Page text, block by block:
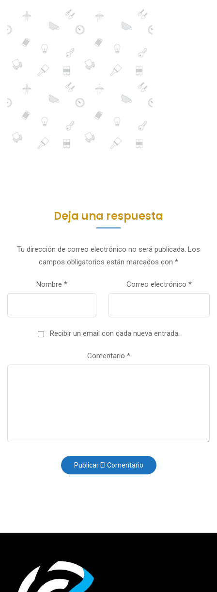
Deja una respuesta
Tu dirección de correo electrónico no será publicada. Los
campos obligatorios están marcados con *
Nombre * Correo electrónico *
Recibir un email con cada nueva entrada.
Comentario *